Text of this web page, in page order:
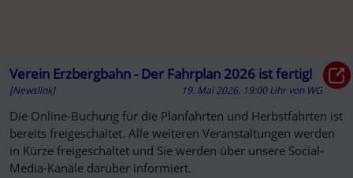
Verein Erzbergbahn - Der Fahrplan 2026 ist fertig!
[Newslink] 19. Mai 2026, 19:00 Uhr von WG
Die Online-Buchung für die Planfahrten und Herbstfahrten ist
bereits freigeschaltet. Alle weiteren Veranstaltungen werden
in Kürze freigeschaltet und Sie werden über unsere Social-
Media-Kanäle darüber informiert.